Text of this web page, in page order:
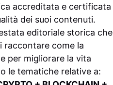
accreditata e certificata
dei suoi contenuti.
editoriale storica che
raccontare come la
per migliorare la vita
le tematiche relative a: